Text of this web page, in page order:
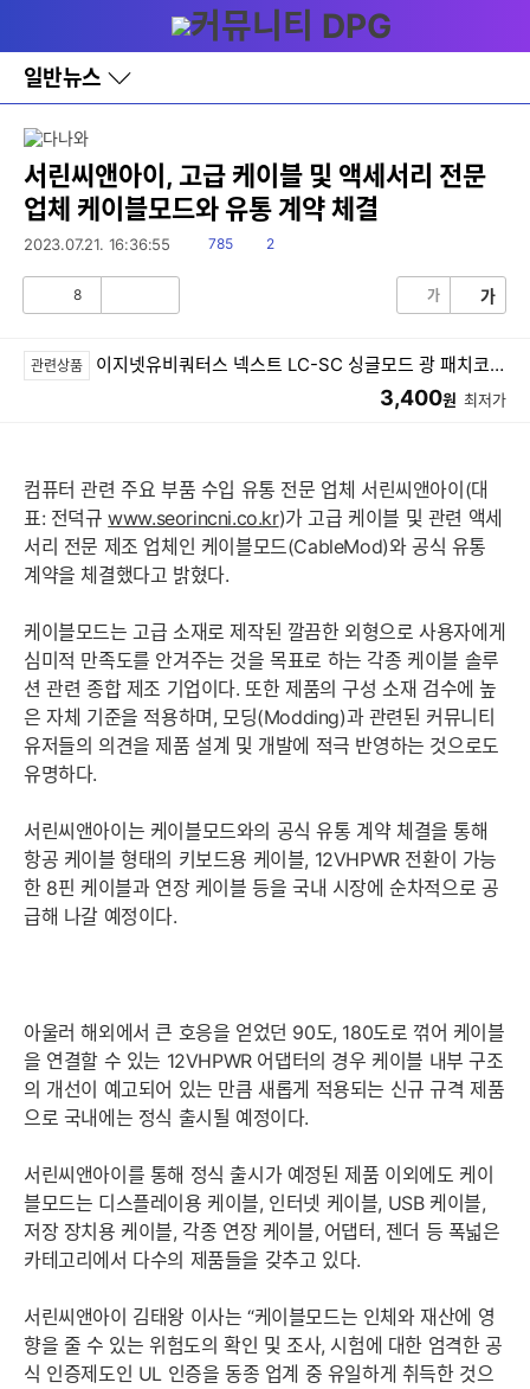
와
홈
일반뉴스
바
로
레
이
어
창
토
서린씨앤아이, 고급 케이블 및 액세서리 전문
업체 케이블모드와 유통 계약 체결
2023.07.21. 16:36:55
읽
785
댓
2
8 가 가
관련상품 이지넷유비쿼터스 넥스트 LC-SC 싱글모드 광 패치코드 케이블 (NEXT-LS201SM, 1m)
3,400원 최저가
컴퓨터 관련 주요 부품 수입 유통 전문 업체 서린씨앤아이(대
표: 전덕규www.seorincni.co.kr)가 고급 케이블 및 관련 액세
서리 전문 제조 업체인 케이블모드(CableMod)와 공식 유통
계약을 체결했다고 밝혔다.
케이블모드는 고급 소재로 제작된 깔끔한 외형으로 사용자에게
심미적 만족도를 안겨주는 것을 목표로 하는 각종 케이블 솔루
션 관련 종합 제조 기업이다. 또한 제품의 구성 소재 검수에 높
은 자체 기준을 적용하며, 모딩(Modding)과 관련된 커뮤니티
유저들의 의견을 제품 설계 및 개발에 적극 반영하는 것으로도
유명하다.
서린씨앤아이는 케이블모드와의 공식 유통 계약 체결을 통해
항공 케이블 형태의 키보드용 케이블, 12VHPWR 전환이 가능
한 8핀 케이블과 연장 케이블 등을 국내 시장에 순차적으로 공
급해 나갈 예정이다.
아울러 해외에서 큰 호응을 얻었던 90도, 180도로 꺾어 케이블
을 연결할 수 있는 12VHPWR 어댑터의 경우 케이블 내부 구조
의 개선이 예고되어 있는 만큼 새롭게 적용되는 신규 규격 제품
으로 국내에는 정식 출시될 예정이다.
서린씨앤아이를 통해 정식 출시가 예정된 제품 이외에도 케이
블모드는 디스플레이용 케이블, 인터넷 케이블, USB 케이블,
저장 장치용 케이블, 각종 연장 케이블, 어댑터, 젠더 등 폭넓은
카테고리에서 다수의 제품들을 갖추고 있다.
서린씨앤아이 김태왕 이사는 “케이블모드는 인체와 재산에 영
향을 줄 수 있는 위험도의 확인 및 조사, 시험에 대한 엄격한 공
식 인증제도인 UL 인증을 동종 업계 중 유일하게 취득한 것으